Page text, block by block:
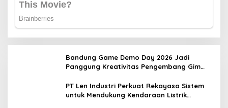
Bandung Game Demo Day 2026 Jadi
Panggung Kreativitas Pengembang Gim
PT Len Industri Perkuat Rekayasa Sistem
untuk Mendukung Kendaraan Listrik